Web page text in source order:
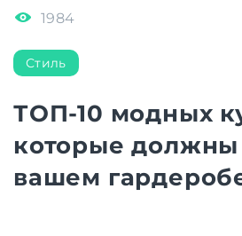
1984
Стиль
ТОП-10 модных
которые должны
вашем